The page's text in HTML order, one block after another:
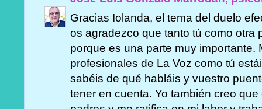
Gracias Iolanda, el tema del duelo
os agradezco que tanto tú como otra
porque es una parte muy importante.
profesionales de La Voz como tú
sabéis de qué habláis y vuestro
tener en cuenta. Yo también creo